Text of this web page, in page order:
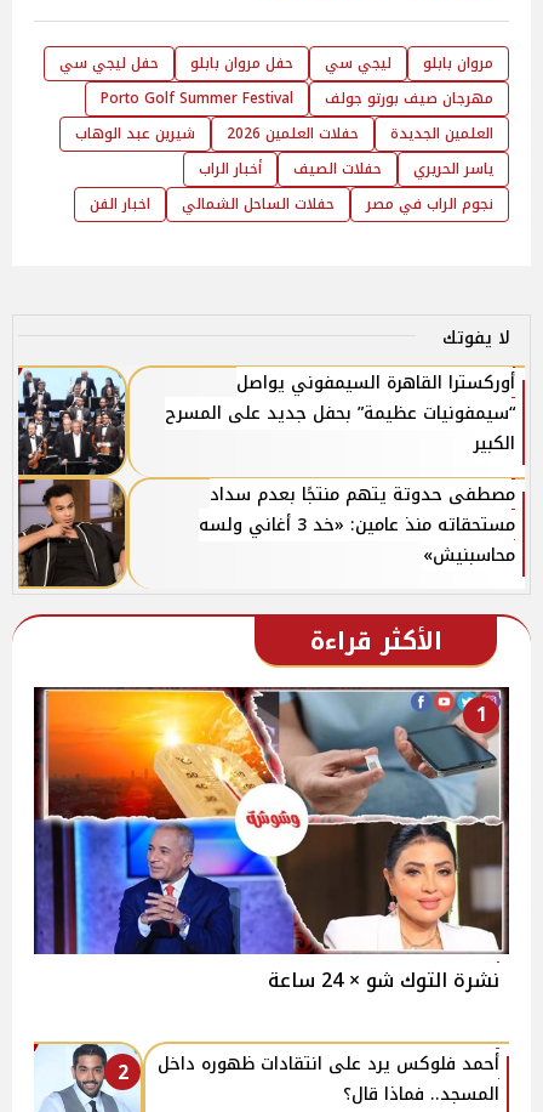
مروان بابلو ليجي سي حفل مروان بابلو
حفل ليجي سي
مهرجان صيف بورتو جولف
Porto Golf Summer Festival
العلمين الجديدة
حفلات العلمين 2026
شيرين عبد الوهاب
ياسر الحريري
حفلات الصيف
أخبار الراب
نجوم الراب في مصر
حفلات الساحل الشمالي اخبار الفن
لا يفوتك
أوركسترا القاهرة السيمفوني يواصل
“سيمفونيات عظيمة” بحفل جديد على المسرح
الكبير
مصطفى حدوتة يتهم منتجًا بعدم سداد
مستحقاته منذ عامين: «خد 3 أغاني ولسه
محاسبنيش»
الأكثر قراءة
1
نشرة التوك شو × 24 ساعة
2
أحمد فلوكس يرد على انتقادات ظهوره داخل
المسجد.. فماذا قال؟